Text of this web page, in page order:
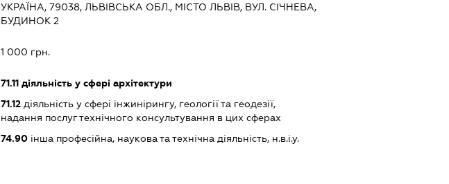
УКРАЇНА, 79038, ЛЬВІВСЬКА ОБЛ., МІСТО ЛЬВІВ, ВУЛ. СІЧНЕВА,
БУДИНОК 2
1 000 грн.
71.11діяльність у сфері архітектури
71.12діяльність у сфері інжинірингу, геології та геодезії,
надання послуг технічного консультування в цих сферах
74.90інша професійна, наукова та технічна діяльність, н.в.і.у.